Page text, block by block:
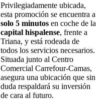
Privilegiadamente ubicada,
esta promoción se encuentra a
solo 5 minutosen coche de la
capital hispalense, frente a
Triana, y está rodeada de
todos los servicios necesarios.
Situada junto al Centro
Comercial Carrefour-Camas,
asegura una ubicación que sin
duda respaldará su inversión
de cara al futuro.